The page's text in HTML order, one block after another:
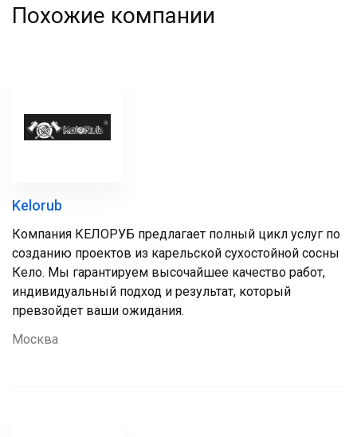
Похожие компании
Kelorub
Компания КЕЛОРУБ предлагает полный цикл услуг по
созданию проектов из карельской сухостойной сосны
Кело. Мы гарантируем высочайшее качество работ,
индивидуальный подход и результат, который
превзойдет ваши ожидания.
Москва